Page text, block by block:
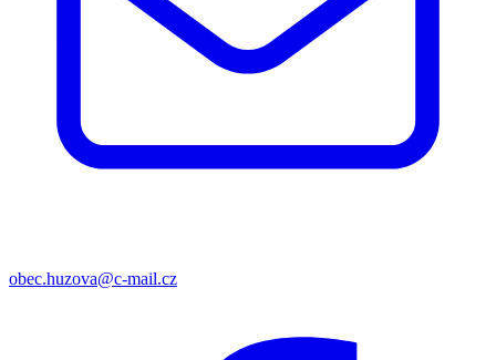
obec.huzova@c-mail.cz